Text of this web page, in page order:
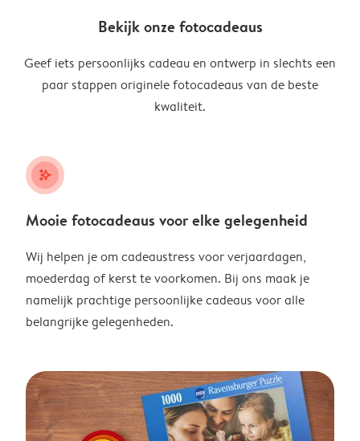
Bekijk onze fotocadeaus
Geef iets persoonlijks cadeau en ontwerp in slechts een
paar stappen originele fotocadeaus van de beste
kwaliteit.
stars_plus
Mooie fotocadeaus voor elke gelegenheid
Wij helpen je om cadeaustress voor verjaardagen,
moederdag of kerst te voorkomen. Bij ons maak je
namelijk prachtige persoonlijke cadeaus voor alle
belangrijke gelegenheden.